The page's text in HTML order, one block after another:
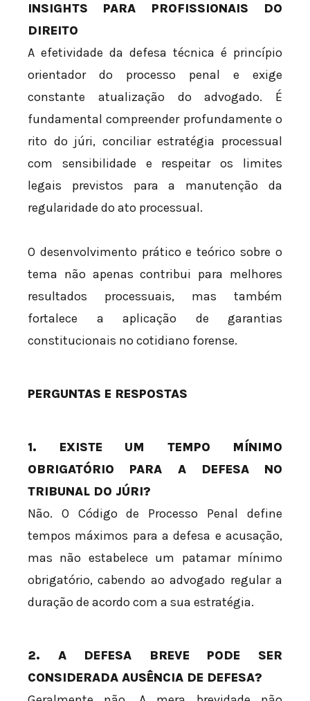
INSIGHTS PARA PROFISSIONAIS DO
DIREITO
A efetividade da defesa técnica é princípio
orientador do processo penal e exige
constante atualização do advogado. É
fundamental compreender profundamente o
rito do júri, conciliar estratégia processual
com sensibilidade e respeitar os limites
legais previstos para a manutenção da
regularidade do ato processual.
O desenvolvimento prático e teórico sobre o
tema não apenas contribui para melhores
resultados processuais, mas também
fortalece a aplicação de garantias
constitucionais no cotidiano forense.
PERGUNTAS E RESPOSTAS
1. EXISTE UM TEMPO MÍNIMO
OBRIGATÓRIO PARA A DEFESA NO
TRIBUNAL DO JÚRI?
Não. O Código de Processo Penal define
tempos máximos para a defesa e acusação,
mas não estabelece um patamar mínimo
obrigatório, cabendo ao advogado regular a
duração de acordo com a sua estratégia.
2. A DEFESA BREVE PODE SER
CONSIDERADA AUSÊNCIA DE DEFESA?